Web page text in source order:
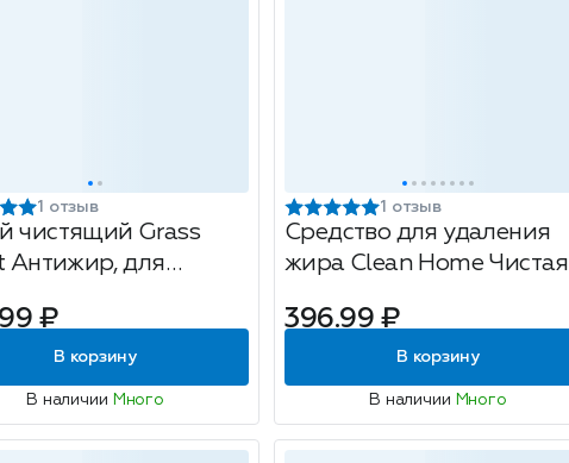
1 отзыв
чистящий Grass
Антижир, для
₽
В корзину
В наличии Много
1 отзыв
Средство для удаления
жира Clean Home Чистая
396.99 ₽
В корзину
В наличии Много